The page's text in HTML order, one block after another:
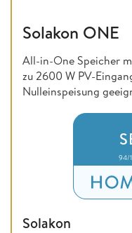
Solakon ONE
All-in-One Speicher
zu 2600 W PV-
Nulleinspeisung
94/
Solakon